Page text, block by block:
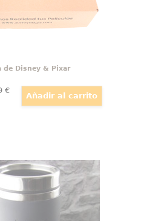
de Disney & Pixar
€
Viaje Batman Shaped
Taza de viaje con el
basado en los
DC Comics. La taza
acero inoxidable y
silicona.